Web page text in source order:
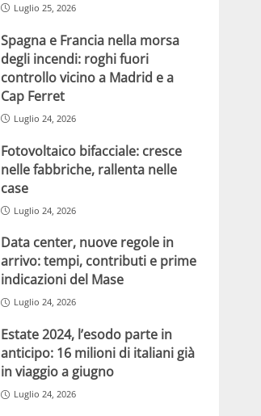
Luglio 25, 2026
Spagna e Francia nella morsa
degli incendi: roghi fuori
controllo vicino a Madrid e a
Cap Ferret
Luglio 24, 2026
Fotovoltaico bifacciale: cresce
nelle fabbriche, rallenta nelle
case
Luglio 24, 2026
Data center, nuove regole in
arrivo: tempi, contributi e prime
indicazioni del Mase
Luglio 24, 2026
Estate 2024, l’esodo parte in
anticipo: 16 milioni di italiani già
in viaggio a giugno
Luglio 24, 2026